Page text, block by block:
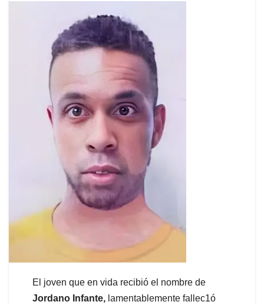
El joven que en vida recibió el nombre de
Jordano Infante, lamentablemente fallec1ó